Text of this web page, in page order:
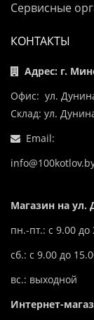
Сервисные
КОНТАКТЫ
Адрес: г.
Офис: ул.
Склад: ул.
Email:
Магазин на ул.
пн.-пт.: с 9.00 до
сб.: с 9.00 до
вс.: выходной
Интернет-